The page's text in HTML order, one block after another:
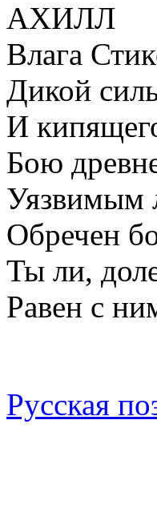
АХИЛЛ
Влага
Дикой
И
Бою
Уязвимым
Обречен
Ты ли,
Равен с
Русская